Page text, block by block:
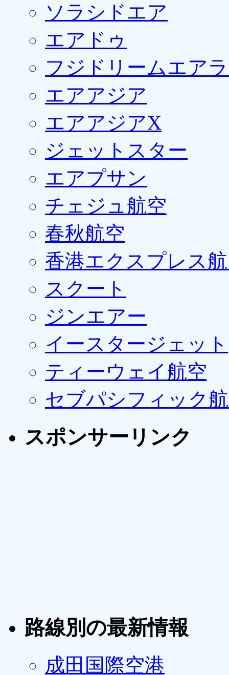
ソラシドエア
エアドゥ
フジドリームエア
エアアジア
エアアジアX
ジェットスター
エアプサン
チェジュ航空
春秋航空
香港エクスプレス
スクート
ジンエアー
イースタージェット
ティーウェイ航空
セブパシフィック
スポンサーリンク
路線別の最新情報
成田国際空港